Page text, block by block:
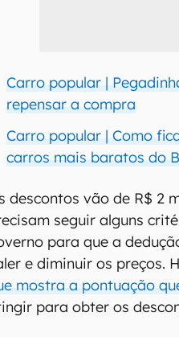
Carro popular |
repensar a compra
Carro popular | Como
carros mais baratos do
descontos vão de R$ 2
seguir alguns
para que a
e diminuir os preços.
mostra a pontuação
para obter os